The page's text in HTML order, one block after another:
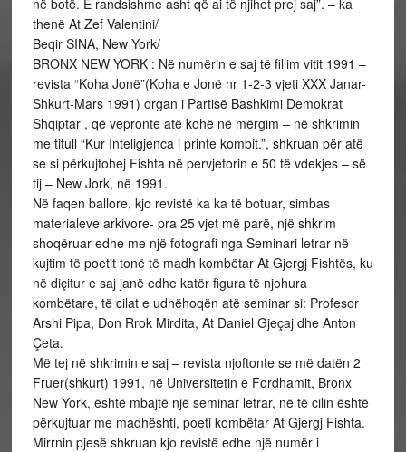
në botë. E randsishme asht që ai të njihet prej saj”. – ka
thenë At Zef Valentini/
Beqir SINA, New York/
BRONX NEW YORK : Në numërin e saj të fillim vitit 1991 –
revista “Koha Jonë”(Koha e Jonë nr 1-2-3 vjeti XXX Janar-
Shkurt-Mars 1991) organ i Partisë Bashkimi Demokrat
Shqiptar , që vepronte atë kohë në mërgim – në shkrimin
me titull “Kur Inteligjenca i printe kombit.”, shkruan për atë
se si përkujtohej Fishta në pervjetorin e 50 të vdekjes – së
tij – New Jork, në 1991.
Në faqen ballore, kjo revistë ka ka të botuar, simbas
materialeve arkivore- pra 25 vjet më parë, një shkrim
shoqëruar edhe me një fotografi nga Seminari letrar në
kujtim të poetit tonë të madh kombëtar At Gjergj Fishtës, ku
në diçitur e saj janë edhe katër figura të njohura
kombëtare, të cilat e udhëhoqën atë seminar si: Profesor
Arshi Pipa, Don Rrok Mirdita, At Daniel Gjeçaj dhe Anton
Çeta.
Më tej në shkrimin e saj – revista njoftonte se më datën 2
Fruer(shkurt) 1991, në Universitetin e Fordhamit, Bronx
New York, është mbajtë një seminar letrar, në të cilin është
përkujtuar me madhështi, poeti kombëtar At Gjergj Fishta.
Mirrnin pjesë shkruan kjo revistë edhe një numër i